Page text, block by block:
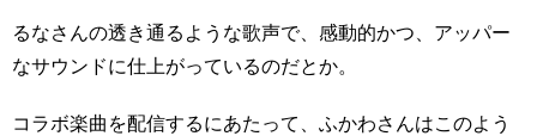
るなさんの透き通るような歌声で、感動的かつ、アッパー
なサウンドに仕上がっているのだとか。
コラボ楽曲を配信するにあたって、ふかわさんはこのよう